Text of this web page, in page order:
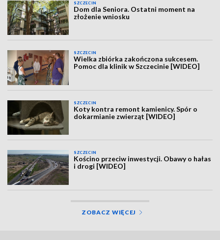
SZCZECIN
Dom dla Seniora. Ostatni moment na
złożenie wniosku
SZCZECIN
Wielka zbiórka zakończona sukcesem.
Pomoc dla klinik w Szczecinie [WIDEO]
SZCZECIN
Koty kontra remont kamienicy. Spór o
dokarmianie zwierząt [WIDEO]
SZCZECIN
Kościno przeciw inwestycji. Obawy o hałas
i drogi [WIDEO]
ZOBACZ WIĘCEJ